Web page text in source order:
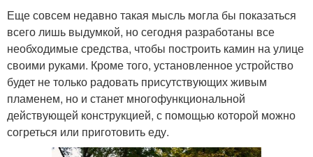
Еще совсем недавно такая мысль могла бы показаться
всего лишь выдумкой, но сегодня разработаны все
необходимые средства, чтобы построить камин на улице
своими руками. Кроме того, установленное устройство
будет не только радовать присутствующих живым
пламенем, но и станет многофункциональной
действующей конструкцией, с помощью которой можно
согреться или приготовить еду.